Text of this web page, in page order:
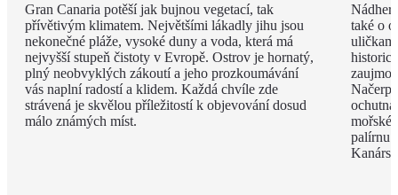
Gran Canaria potěší jak bujnou vegetací, tak
přívětivým klimatem. Největšími lákadly jihu jsou
nekonečné pláže, vysoké duny a voda, která má
nejvyšší stupeň čistoty v Evropě. Ostrov je hornatý,
plný neobvyklých zákoutí a jeho prozkoumávání
vás naplní radostí a klidem. Každá chvíle zde
strávená je skvělou příležitostí k objevování dosud
málo známých míst.
také o
mořské
palírnu